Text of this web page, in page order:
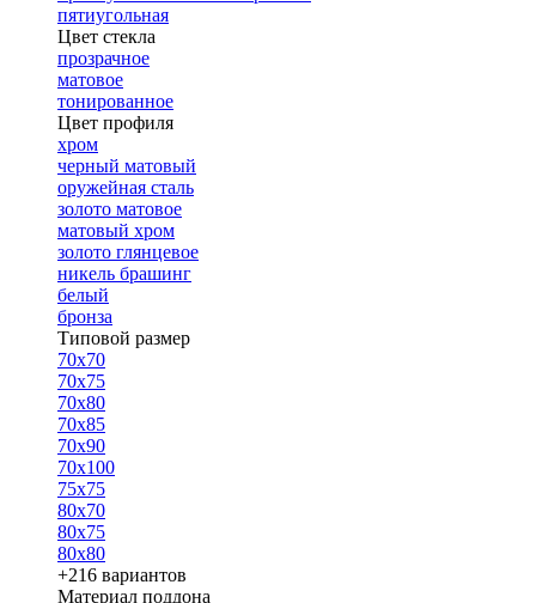
пятиугольная
Цвет стекла
прозрачное
матовое
тонированное
Цвет профиля
хром
черный матовый
оружейная сталь
золото матовое
матовый хром
золото глянцевое
никель брашинг
белый
бронза
Типовой размер
70х70
70х75
70х80
70х85
70х90
70х100
75х75
80х70
80х75
80х80
+216 вариантов
Материал поддона